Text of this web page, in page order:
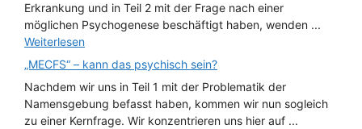
Erkrankung und in Teil 2 mit der Frage nach einer
möglichen Psychogenese beschäftigt haben, wenden ...
Weiterlesen
„MECFS“ – kann das psychisch sein?
Nachdem wir uns in Teil 1 mit der Problematik der
Namensgebung befasst haben, kommen wir nun sogleich
zu einer Kernfrage. Wir konzentrieren uns hier auf ...